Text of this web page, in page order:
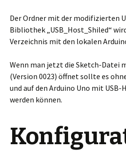
Der Ordner mit der modifizierten
Bibliothek „USB_Host_Shiled“
Verzeichnis mit den lokalen
Wenn man jetzt die Sketch-Datei
(Version 0023) öffnet sollte es
und auf den Arduino Uno mit
werden können.